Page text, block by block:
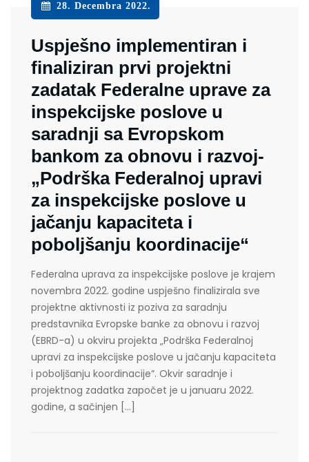
28. Decembra 2022.
Uspješno implementiran i
finaliziran prvi projektni
zadatak Federalne uprave za
inspekcijske poslove u
saradnji sa Evropskom
bankom za obnovu i razvoj-
„Podrška Federalnoj upravi
za inspekcijske poslove u
jačanju kapaciteta i
poboljšanju koordinacije“
Federalna uprava za inspekcijske poslove je krajem
novembra 2022. godine uspješno finalizirala sve
projektne aktivnosti iz poziva za saradnju
predstavnika Evropske banke za obnovu i razvoj
(EBRD-a) u okviru projekta „Podrška Federalnoj
upravi za inspekcijske poslove u jačanju kapaciteta
i poboljšanju koordinacije“. Okvir saradnje i
projektnog zadatka započet je u januaru 2022.
godine, a sačinjen […]